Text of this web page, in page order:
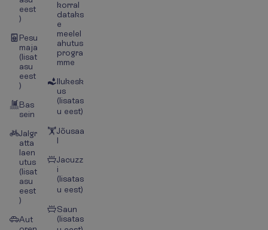
eest
)
Pesu
maja
(lisat
asu
eest
)
Bas
sein
Jalgr
atta
laen
utus
(lisat
asu
eest
)
Aut
korral
dataks
e
meelel
ahutus
progra
mme
Ilukesk
us
(lisatas
u eest)
Jõusaa
l
Jacuzz
i
(lisatas
u eest)
Saun
(lisatas